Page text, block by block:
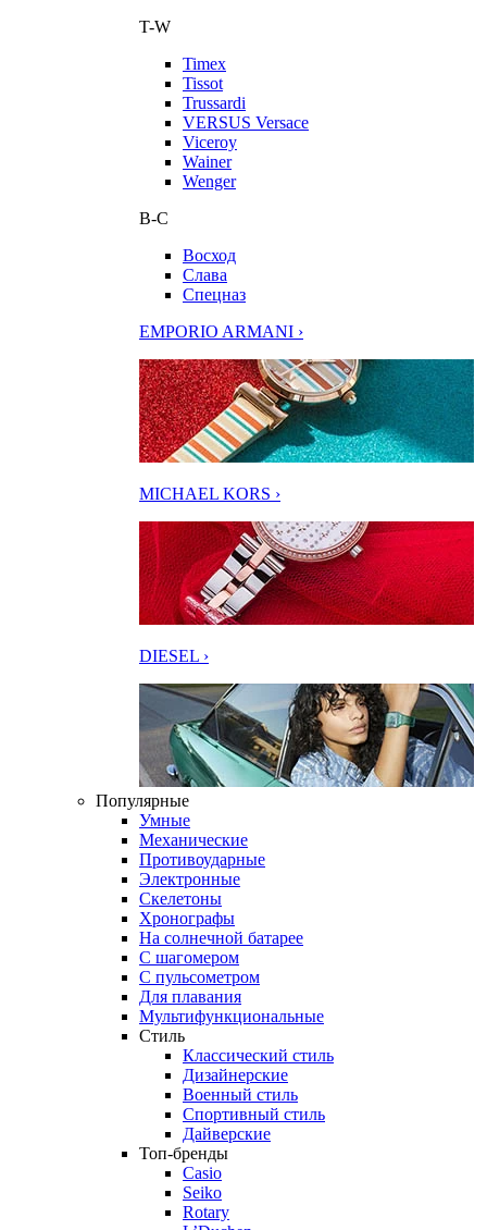
T-W
Timex
Tissot
Trussardi
VERSUS Versace
Viceroy
Wainer
Wenger
В-С
Восход
Слава
Спецназ
EMPORIO ARMANI ›
MICHAEL KORS ›
DIESEL ›
Популярные
Умные
Механические
Противоударные
Электронные
Скелетоны
Хронографы
На солнечной батарее
С шагомером
С пульсометром
Для плавания
Мультифункциональные
Стиль
Классический стиль
Дизайнерские
Военный стиль
Спортивный стиль
Дайверские
Топ-бренды
Casio
Seiko
Rotary